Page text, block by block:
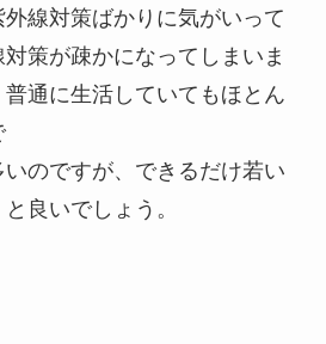
線対策ばかりに気がいって
策が疎かになってしまいま
通に生活していてもほとん
のですが、できるだけ若い
良いでしょう。